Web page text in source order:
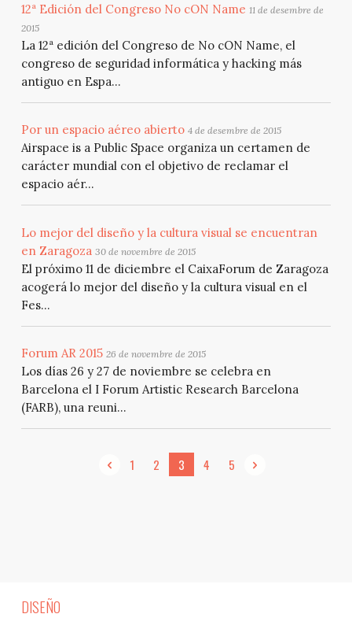
12ª Edición del Congreso No cON Name 11 de desembre de
2015
La 12ª edición del Congreso de No cON Name, el
congreso de seguridad informática y hacking más
antiguo en Espa...
Por un espacio aéreo abierto 4 de desembre de 2015
Airspace is a Public Space organiza un certamen de
carácter mundial con el objetivo de reclamar el
espacio aér...
Lo mejor del diseño y la cultura visual se encuentran
en Zaragoza 30 de novembre de 2015
El próximo 11 de diciembre el CaixaForum de Zaragoza
acogerá lo mejor del diseño y la cultura visual en el
Fes...
Forum AR 2015 26 de novembre de 2015
Los días 26 y 27 de noviembre se celebra en
Barcelona el I Forum Artistic Research Barcelona
(FARB), una reuni...
1 2 3 4 5
DISEÑO